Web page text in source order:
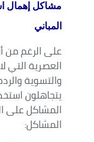
مشاكل إهمال
المباني
على الرغم من
العصرية التي
والتسوية
يتجاهلون
المشاكل على
المشاكل: